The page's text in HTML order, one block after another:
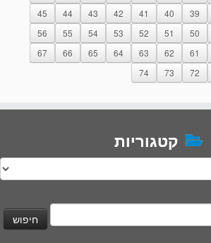
39
40
41
42
43
44
45
50
51
52
53
54
55
56
61
62
63
64
65
66
67
72
73
74
קטגוריות